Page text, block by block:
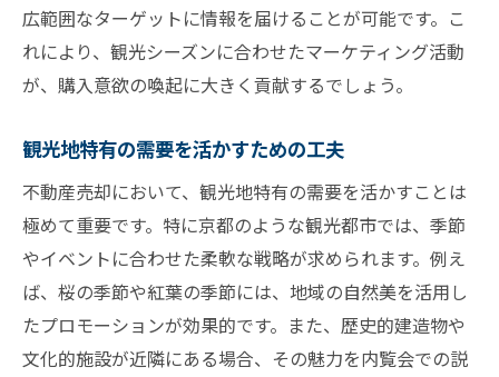
広範囲なターゲットに情報を届けることが可能です。こ
れにより、観光シーズンに合わせたマーケティング活動
が、購入意欲の喚起に大きく貢献するでしょう。
観光地特有の需要を活かすための工夫
不動産売却において、観光地特有の需要を活かすことは
極めて重要です。特に京都のような観光都市では、季節
やイベントに合わせた柔軟な戦略が求められます。例え
ば、桜の季節や紅葉の季節には、地域の自然美を活用し
たプロモーションが効果的です。また、歴史的建造物や
文化的施設が近隣にある場合、その魅力を内覧会での説